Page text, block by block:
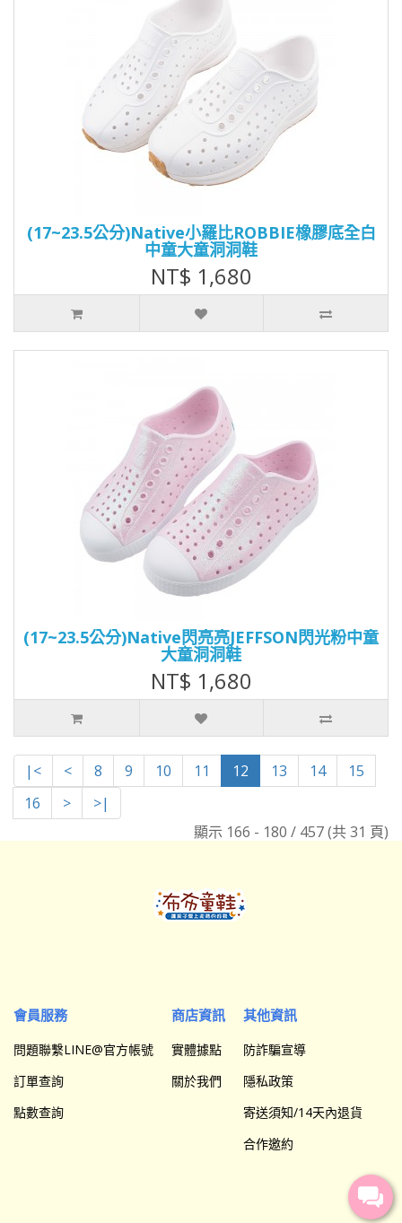
(17~23.5公分)Native小羅比ROBBIE橡膠底全白
中童大童洞洞鞋
NT$ 1,680
(17~23.5公分)Native閃亮亮JEFFSON閃光粉中童
大童洞洞鞋
NT$ 1,680
|< < 8 9 10 11 12 13 14
15
16
>
>|
顯示 166 - 180 / 457 (共 31 頁)
會員服務
問題聯繫LINE@官方帳號
訂單查詢
點數查詢
商店資訊
實體據點
關於我們
其他資訊
防詐騙宣導
隱私政策
寄送須知/14天內退貨
合作邀約